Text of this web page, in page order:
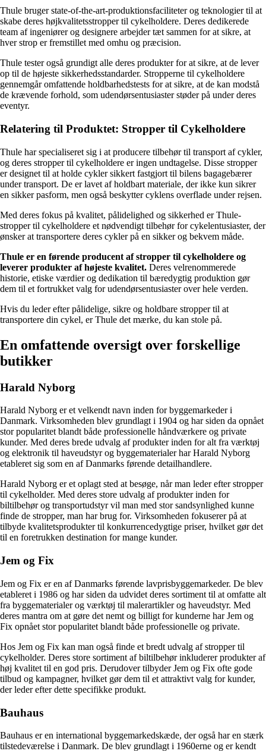
Thule bruger state-of-the-art-produktionsfaciliteter og teknologier til at
skabe deres højkvalitetsstropper til cykelholdere. Deres dedikerede
team af ingeniører og designere arbejder tæt sammen for at sikre, at
hver strop er fremstillet med omhu og præcision.
Thule tester også grundigt alle deres produkter for at sikre, at de lever
op til de højeste sikkerhedsstandarder. Stropperne til cykelholdere
gennemgår omfattende holdbarhedstests for at sikre, at de kan modstå
de krævende forhold, som udendørsentusiaster støder på under deres
eventyr.
Relatering til Produktet: Stropper til Cykelholdere
Thule har specialiseret sig i at producere tilbehør til transport af cykler,
og deres stropper til cykelholdere er ingen undtagelse. Disse stropper
er designet til at holde cykler sikkert fastgjort til bilens bagagebærer
under transport. De er lavet af holdbart materiale, der ikke kun sikrer
en sikker pasform, men også beskytter cyklens overflade under rejsen.
Med deres fokus på kvalitet, pålidelighed og sikkerhed er Thule-
stropper til cykelholdere et nødvendigt tilbehør for cykelentusiaster, der
ønsker at transportere deres cykler på en sikker og bekvem måde.
Thule er en førende producent af stropper til cykelholdere og
leverer produkter af højeste kvalitet. Deres velrenommerede
historie, etiske værdier og dedikation til bæredygtig produktion gør
dem til et fortrukket valg for udendørsentusiaster over hele verden.
Hvis du leder efter pålidelige, sikre og holdbare stropper til at
transportere din cykel, er Thule det mærke, du kan stole på.
En omfattende oversigt over forskellige
butikker
Harald Nyborg
Harald Nyborg er et velkendt navn inden for byggemarkeder i
Danmark. Virksomheden blev grundlagt i 1904 og har siden da opnået
stor popularitet blandt både professionelle håndværkere og private
kunder. Med deres brede udvalg af produkter inden for alt fra værktøj
og elektronik til haveudstyr og byggematerialer har Harald Nyborg
etableret sig som en af Danmarks førende detailhandlere.
Harald Nyborg er et oplagt sted at besøge, når man leder efter stropper
til cykelholder. Med deres store udvalg af produkter inden for
biltilbehør og transportudstyr vil man med stor sandsynlighed kunne
finde de stropper, man har brug for. Virksomheden fokuserer på at
tilbyde kvalitetsprodukter til konkurrencedygtige priser, hvilket gør det
til en foretrukken destination for mange kunder.
Jem og Fix
Jem og Fix er en af Danmarks førende lavprisbyggemarkeder. De blev
etableret i 1986 og har siden da udvidet deres sortiment til at omfatte alt
fra byggematerialer og værktøj til malerartikler og haveudstyr. Med
deres mantra om at gøre det nemt og billigt for kunderne har Jem og
Fix opnået stor popularitet blandt både professionelle og private.
Hos Jem og Fix kan man også finde et bredt udvalg af stropper til
cykelholder. Deres store sortiment af biltilbehør inkluderer produkter af
høj kvalitet til en god pris. Derudover tilbyder Jem og Fix ofte gode
tilbud og kampagner, hvilket gør dem til et attraktivt valg for kunder,
der leder efter dette specifikke produkt.
Bauhaus
Bauhaus er en international byggemarkedskæde, der også har en stærk
tilstedeværelse i Danmark. De blev grundlagt i 1960erne og er kendt